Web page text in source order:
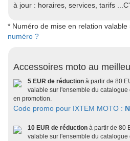
à jour : horaires, services, tarifs
* Numéro de mise en relation valable
numéro ?
Accessoires moto au
5 EUR de réduction à partir de 80
valable sur l'ensemble du
en promotion.
Code promo pour IXTEM MOTO :
10 EUR de réduction à partir de 80
valable sur l'ensemble du